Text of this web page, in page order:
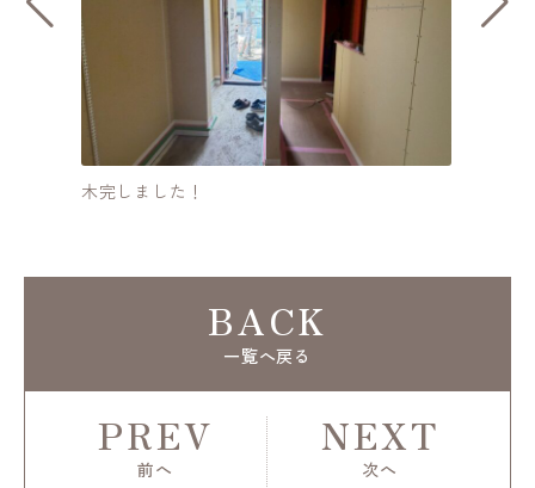
木完しました！
PREV
前へ
BACK
一覧へ戻る
NEXT
次へ